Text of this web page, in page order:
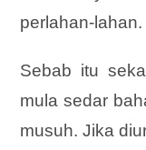
perlahan-lahan.
Sebab itu
mula sedar
musuh. Jika